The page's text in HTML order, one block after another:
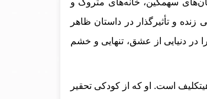
و تأثیرگذار در داستان ظاهر
دنیایی از عشق، تنهایی و خشم
است. او که از کودکی تحقیر